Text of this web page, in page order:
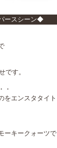
ースシーン◆
です。
・
エンスタタイト
ーキークォーツで